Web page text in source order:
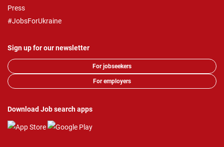
Press
#JobsForUkraine
Sign up for our newsletter
For jobseekers
For employers
Download Job search apps